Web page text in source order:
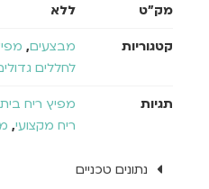
מק"ט
ללא
קטגוריות מבצעים,
לחללים
תגיות מפיץ ריח
ריח מקצועי,
נתונים טכניים